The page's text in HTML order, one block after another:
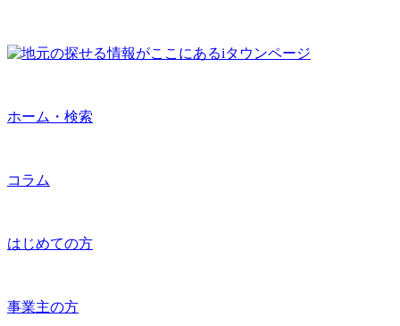
ホーム・検索
コラム
はじめての方
事業主の方